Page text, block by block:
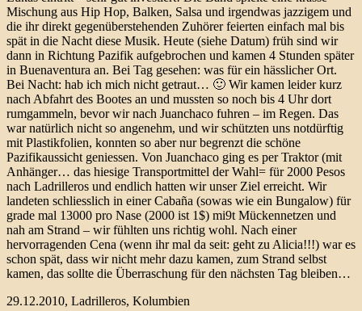
Mischung aus Hip Hop, Balken, Salsa und irgendwas jazzigem und
die ihr direkt gegenüberstehenden Zuhörer feierten einfach mal bis
spät in die Nacht diese Musik. Heute (siehe Datum) früh sind wir
dann in Richtung Pazifik aufgebrochen und kamen 4 Stunden später
in Buenaventura an. Bei Tag gesehen: was für ein hässlicher Ort.
Bei Nacht: hab ich mich nicht getraut… 🙂 Wir kamen leider kurz
nach Abfahrt des Bootes an und mussten so noch bis 4 Uhr dort
rumgammeln, bevor wir nach Juanchaco fuhren – im Regen. Das
war natürlich nicht so angenehm, und wir schützten uns notdürftig
mit Plastikfolien, konnten so aber nur begrenzt die schöne
Pazifikaussicht geniessen. Von Juanchaco ging es per Traktor (mit
Anhänger… das hiesige Transportmittel der Wahl= für 2000 Pesos
nach Ladrilleros und endlich hatten wir unser Ziel erreicht. Wir
landeten schliesslich in einer Cabaña (sowas wie ein Bungalow) für
grade mal 13000 pro Nase (2000 ist 1$) mi9t Mückennetzen und
nah am Strand – wir fühlten uns richtig wohl. Nach einer
hervorragenden Cena (wenn ihr mal da seit: geht zu Alicia!!!) war es
schon spät, dass wir nicht mehr dazu kamen, zum Strand selbst
kamen, das sollte die Überraschung für den nächsten Tag bleiben…
29.12.2010, Ladrilleros, Kolumbien